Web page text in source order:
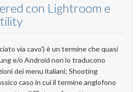
con Lightroom e
via cavo') è un termine che quasi
e/o Android non lo traducono
dei menu italiani; Shooting
caso in cui il termine anglofono